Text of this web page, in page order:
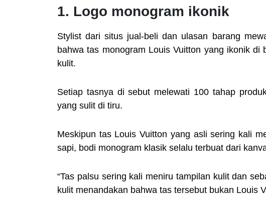
1. Logo monogram ikonik
Stylist dari situs jual-beli dan ulasan barang
bahwa tas monogram Louis Vuitton yang ikonik di
kulit.
Setiap tasnya di sebut melewati 100 tahap
yang sulit di tiru.
Meskipun tas Louis Vuitton yang asli sering kali
sapi, bodi monogram klasik selalu terbuat dari
“Tas palsu sering kali meniru tampilan kulit dan
kulit menandakan bahwa tas tersebut bukan Louis